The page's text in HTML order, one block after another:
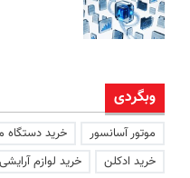
وبگردی
موتور آسانسور خرید دستگاه
خرید ادکلن
خرید لوازم